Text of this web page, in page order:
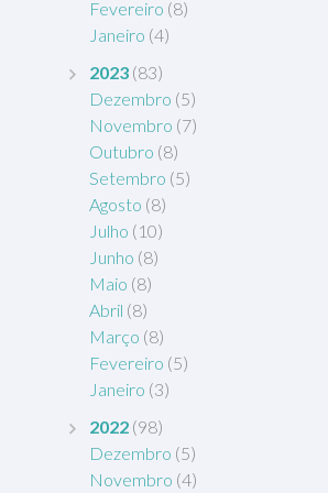
Fevereiro (8)
Janeiro (4)
2023 (83)
Dezembro (5)
Novembro (7)
Outubro (8)
Setembro (5)
Agosto (8)
Julho (10)
Junho (8)
Maio (8)
Abril (8)
Março (8)
Fevereiro (5)
Janeiro (3)
2022 (98)
Dezembro (5)
Novembro (4)